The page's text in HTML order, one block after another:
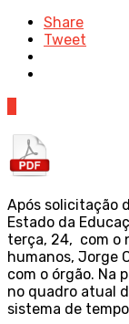
Share
Tweet
Após solicitação
Estado da
terça, 24, com o
humanos, Jorge
com o órgão. Na
no quadro atual
sistema de